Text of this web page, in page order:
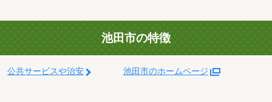
池田市の特徴
公共サービスや治安 池田市のホームページ